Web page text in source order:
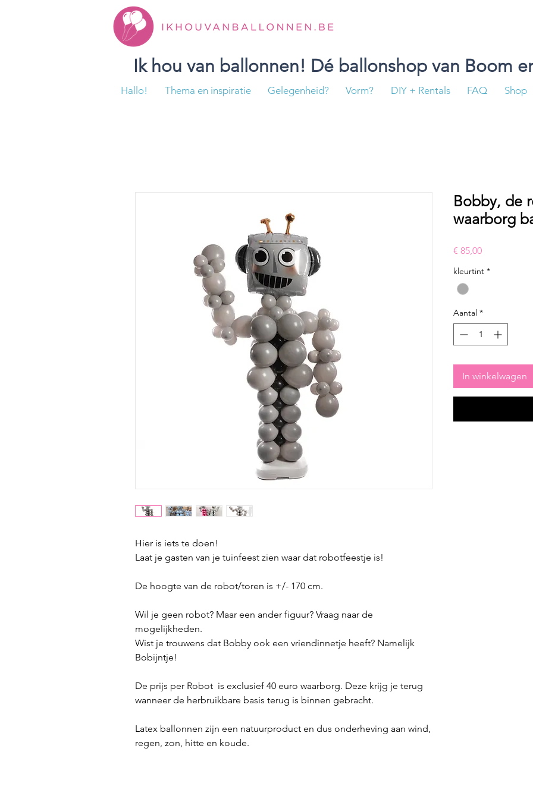
Ik hou van ballonnen! Dé ballonshop van Boom
Hallo! Thema en inspiratie Gelegenheid? Vorm? DIY + Rentals FAQ Shop
Hier is iets te doen!
Laat je gasten van je tuinfeest zien waar dat robotfeestje is!
De hoogte van de robot/toren is +/- 170 cm.
Wil je geen robot? Maar een ander figuur? Vraag naar de
mogelijkheden.
Wist je trouwens dat Bobby ook een vriendinnetje heeft? Namelijk
Bobijntje!
De prijs per Robot is exclusief 40 euro waarborg. Deze krijg je terug
wanneer de herbruikbare basis terug is binnen gebracht.
Latex ballonnen zijn een natuurproduct en dus onderheving aan wind,
regen, zon, hitte en koude.
Bobby, de
waarborg
€ 85,00Prijs
kleurtint *
Aantal *
In winkelwagen